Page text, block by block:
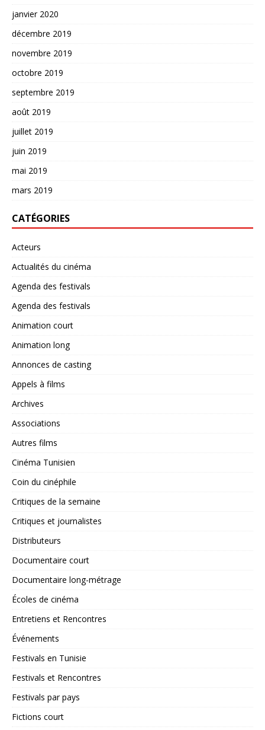
janvier 2020
décembre 2019
novembre 2019
octobre 2019
septembre 2019
août 2019
juillet 2019
juin 2019
mai 2019
mars 2019
CATÉGORIES
Acteurs
Actualités du cinéma
Agenda des festivals
Agenda des festivals
Animation court
Animation long
Annonces de casting
Appels à films
Archives
Associations
Autres films
Cinéma Tunisien
Coin du cinéphile
Critiques de la semaine
Critiques et journalistes
Distributeurs
Documentaire court
Documentaire long-métrage
Écoles de cinéma
Entretiens et Rencontres
Événements
Festivals en Tunisie
Festivals et Rencontres
Festivals par pays
Fictions court